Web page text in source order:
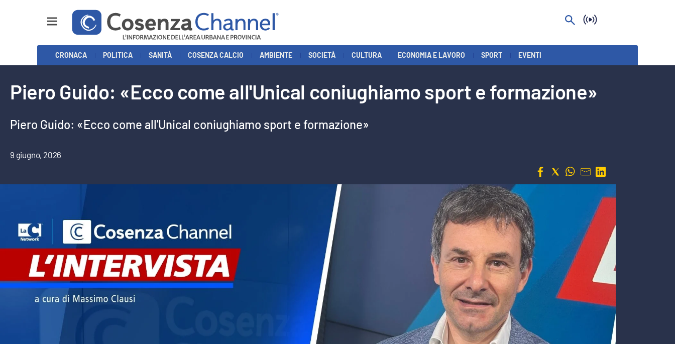
Cronaca
Politica
Italia Mondo
Sanità
Cultura
Ambiente
Streaming
CRONACA POLITICA SANITÀ COSENZA CALCIO AMBIENTE SOCIETÀ CULTURA ECONOMIA E LAVORO SPORT EVENTI
Piero Guido: «Ecco come all'Unical coniughiamo sport e formazione»
Piero Guido: «Ecco come all'Unical coniughiamo sport e formazione»
9 giugno, 2026